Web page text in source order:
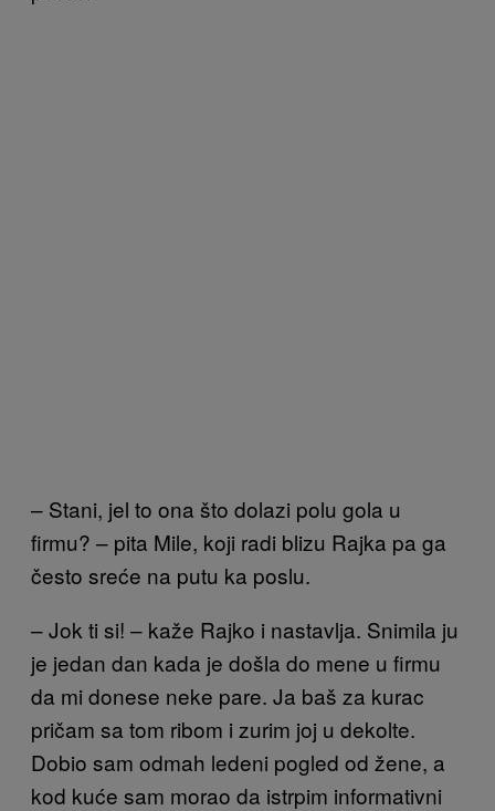
– Stani, jel to ona što dolazi polu gola u
firmu? – pita Mile, koji radi blizu Rajka pa ga
često sreće na putu ka poslu.
– Jok ti si! – kaže Rajko i nastavlja. Snimila ju
je jedan dan kada je došla do mene u firmu
da mi donese neke pare. Ja baš za kurac
pričam sa tom ribom i zurim joj u dekolte.
Dobio sam odmah ledeni pogled od žene, a
kod kuće sam morao da istrpim informativni